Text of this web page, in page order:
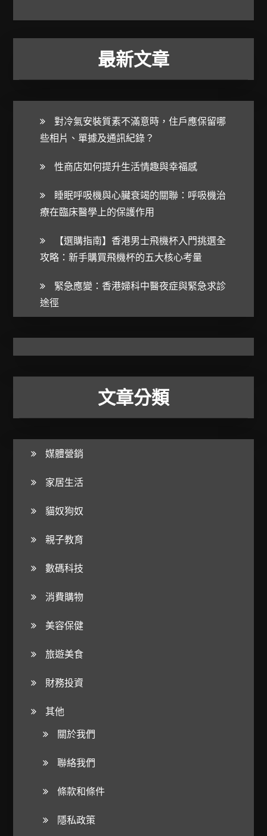
最新文章
對冷氣安裝質素不滿意時，住戶應保留哪
些相片、單據及通訊紀錄？
性商店如何提升生活情趣與幸福感
睡眠呼吸機與心臟衰竭的關聯：呼吸機治
療在臨床醫學上的保護作用
【選購指南】香港男士飛機杯入門挑選全
攻略：新手購買飛機杯的五大核心考量
緊急應變：香港婦科中醫夜症與緊急求診
途徑
文章分類
媒體營銷
家居生活
貓奴狗奴
親子教育
數碼科技
消費購物
美容保健
旅遊美食
財務投資
其他
關於我們
聯絡我們
條款和條件
隱私政策